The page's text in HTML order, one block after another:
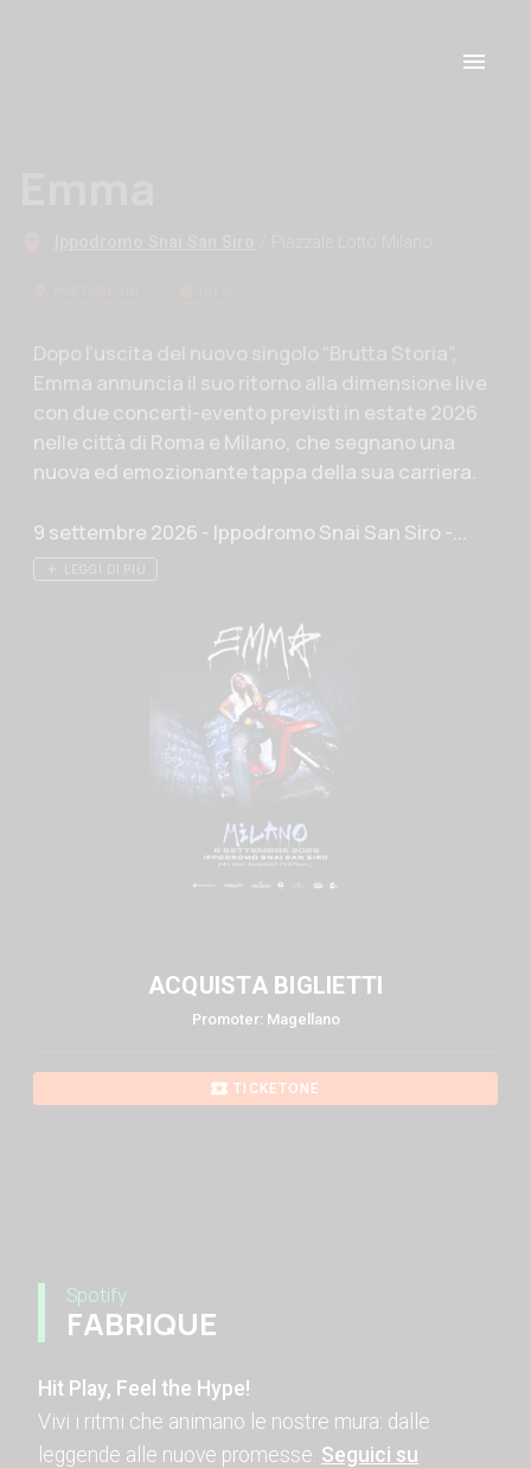
Descrizione evento
Dopo l’uscita del nuovo singolo “Brutta Storia”,
Emma annuncia il suo ritorno alla dimensione live
con due concerti-evento previsti in estate 2026
nelle città di Roma e Milano, che segnano una
nuova ed emozionante tappa della sua carriera.
9 settembre 2026 - Ippodromo Snai San Siro -...
ACQUISTA BIGLIETTI
Promoter: Magellano
TICKETONE
Spotify
FABRIQUE
Hit Play, Feel the Hype!
Vivi i ritmi che animano le nostre mura: dalle
leggende alle nuove promesse. Seguici su